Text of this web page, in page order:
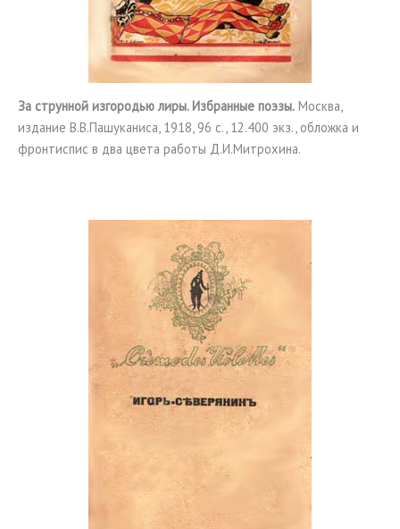
За струнной изгородью лиры. Избранные поэзы. Москва,
издание В.В.Пашуканиса, 1918, 96 с., 12.400 экз., обложка и
фронтиспис в два цвета работы Д.И.Митрохина.